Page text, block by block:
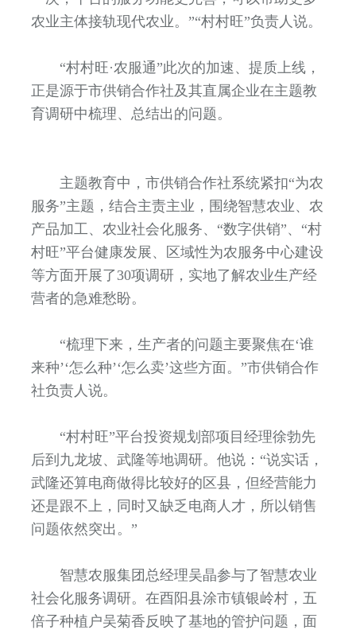
农业主体接轨现代农业。”“村村旺”负责人说。
“村村旺·农服通”此次的加速、提质上线，
正是源于市供销合作社及其直属企业在主题教
育调研中梳理、总结出的问题。
主题教育中，市供销合作社系统紧扣“为农
服务”主题，结合主责主业，围绕智慧农业、农
产品加工、农业社会化服务、“数字供销”、“村
村旺”平台健康发展、区域性为农服务中心建设
等方面开展了30项调研，实地了解农业生产经
营者的急难愁盼。
“梳理下来，生产者的问题主要聚焦在‘谁
来种’‘怎么种’‘怎么卖’这些方面。”市供销合作
社负责人说。
“村村旺”平台投资规划部项目经理徐勃先
后到九龙坡、武隆等地调研。他说：“说实话，
武隆还算电商做得比较好的区县，但经营能力
还是跟不上，同时又缺乏电商人才，所以销售
问题依然突出。”
智慧农服集团总经理吴晶参与了智慧农业
社会化服务调研。在酉阳县涂市镇银岭村，五
倍子种植户吴菊香反映了基地的管护问题，面